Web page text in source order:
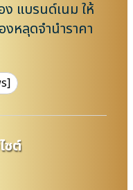
แบรนด์เนม ให้
งหลุดจำนำราคา
ซต์